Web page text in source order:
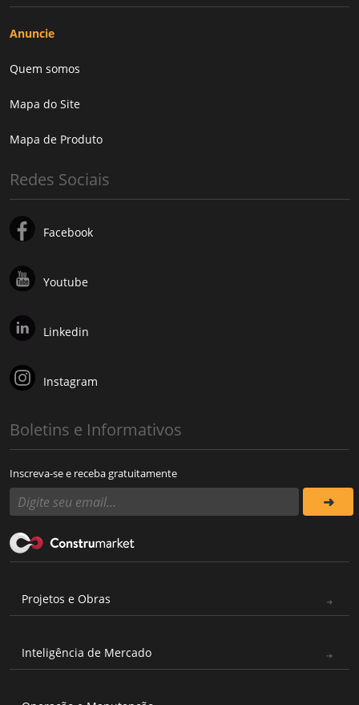
Anuncie
Quem somos
Mapa do Site
Mapa de Produto
Redes Sociais
Facebook
Youtube
Linkedin
Instagram
Boletins e Informativos
Inscreva-se e receba gratuitamente
Projetos e Obras
Inteligência de Mercado